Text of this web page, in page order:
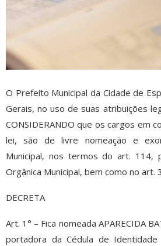
O Prefeito Municipal da Cidade de
Gerais, no uso de suas atribuições
CONSIDERANDO que os cargos em
lei, são de livre nomeação e
Municipal, nos termos do art. 114,
Orgânica Municipal, bem como no art.
DECRETA
Art. 1° – Fica nomeada APARECIDA
portadora da Cédula de Identidade